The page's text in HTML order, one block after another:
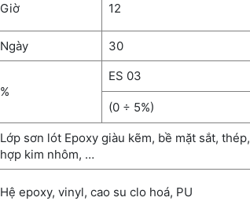
Giờ 12
Ngày 30
%
ES 03
(0 ÷ 5%)
Lớp sơn lót Epoxy giàu kẽm, bề mặt sắt, thép,
hợp kim nhôm, …
Hệ epoxy, vinyl, cao su clo hoá, PU